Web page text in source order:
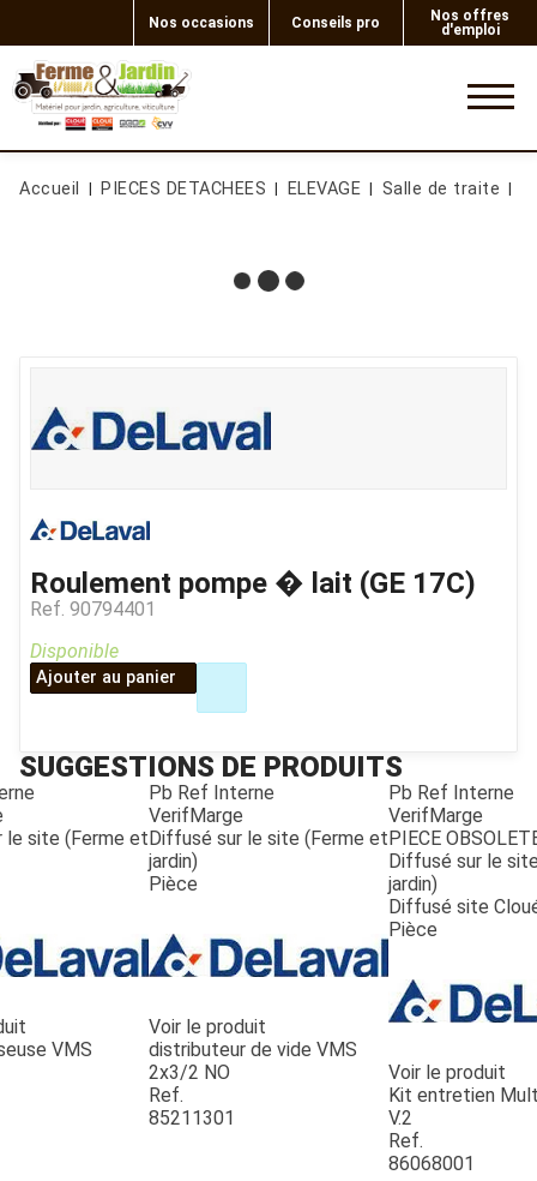
Nos occasions Conseils pro
Nos offres
d'emploi
Accueil PIECES DETACHEES ELEVAGE Salle de traite
Roulement pompe � lait (GE 17C)
Ref. 90794401
Disponible
Ajouter au panier
SUGGESTIONS DE PRODUITS
le site (Ferme et
VMS
Pb Ref Interne
VerifMarge
Diffusé sur le site (Ferme et
jardin)
Pièce
Voir le produit
distributeur de vide VMS
2x3/2 NO
Ref.
85211301
Pb Ref Interne
VerifMarge
PIECE
Diffusé sur le
jardin)
Diffusé site
Pièce
Voir le produit
Kit entretien
V.2
Ref.
86068001